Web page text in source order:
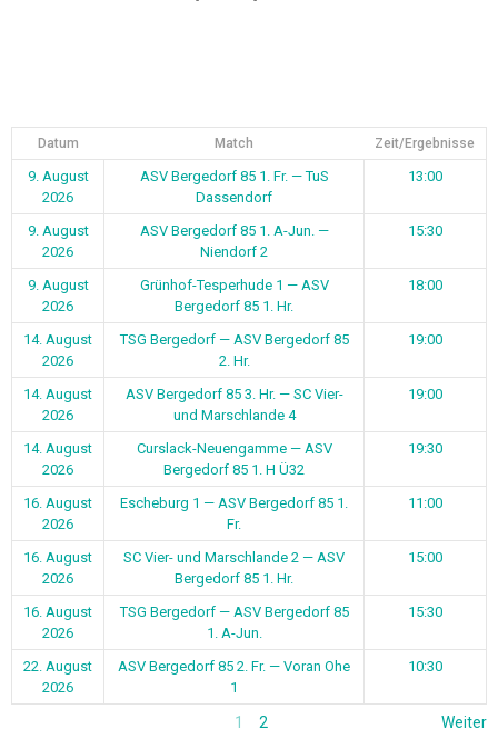
Datum Match Zeit/Ergebnisse
9. August
2026
ASV Bergedorf 85 1. Fr. — TuS
Dassendorf
13:00
9. August
2026
ASV Bergedorf 85 1. A-Jun. —
Niendorf 2
15:30
9. August
2026
Grünhof-Tesperhude 1 — ASV
Bergedorf 85 1. Hr.
18:00
14. August
2026
TSG Bergedorf — ASV Bergedorf 85
2. Hr.
19:00
14. August
2026
ASV Bergedorf 85 3. Hr. — SC Vier-
und Marschlande 4
19:00
14. August
2026
Curslack-Neuengamme — ASV
Bergedorf 85 1. H Ü32
19:30
16. August
2026
Escheburg 1 — ASV Bergedorf 85 1.
Fr.
11:00
16. August
2026
SC Vier- und Marschlande 2 — ASV
Bergedorf 85 1. Hr.
15:00
16. August
2026
TSG Bergedorf — ASV Bergedorf 85
1. A-Jun.
15:30
22. August
2026
ASV Bergedorf 85 2. Fr. — Voran Ohe
1
10:30
1 2 Weiter